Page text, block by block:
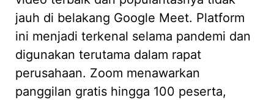
jauh di belakang Google Meet. Platform
ini menjadi terkenal selama pandemi dan
digunakan terutama dalam rapat
perusahaan. Zoom menawarkan
panggilan gratis hingga 100 peserta,